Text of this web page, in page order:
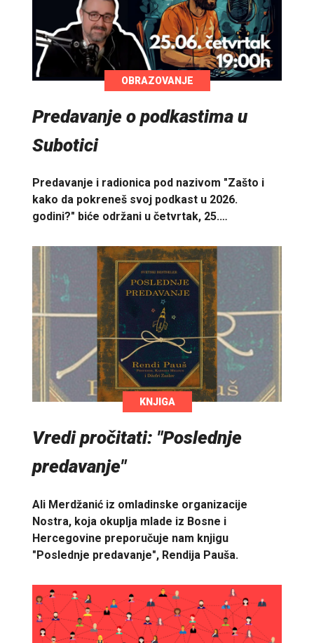
OBRAZOVANJE
Predavanje o podkastima u
Subotici
Predavanje i radionica pod nazivom "Zašto i
kako da pokreneš svoj podkast u 2026.
godini?" biće održani u četvrtak, 25.…
KNJIGA
Vredi pročitati: "Poslednje
predavanje"
Ali Merdžanić iz omladinske organizacije
Nostra, koja okuplja mlade iz Bosne i
Hercegovine preporučuje nam knjigu
"Poslednje predavanje", Rendija Pauša.